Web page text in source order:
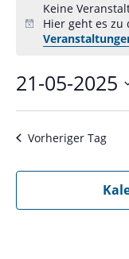
21.
Mai
2025
Hinweis
Keine
Hier geht es zu
21-05-2025
Datum
wählen.
Vorheriger Tag